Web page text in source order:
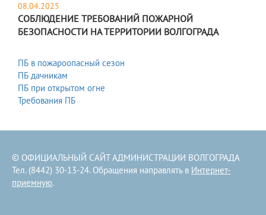
08.04.2025
СОБЛЮДЕНИЕ ТРЕБОВАНИЙ ПОЖАРНОЙ
БЕЗОПАСНОСТИ НА ТЕРРИТОРИИ ВОЛГОГРАДА
ПБ в пожароопасный сезон
ПБ дачникам
ПБ при открытом огне
Требования ПБ
© ОФИЦИАЛЬНЫЙ САЙТ АДМИНИСТРАЦИИ ВОЛГОГРАДА
Тел. (8442) 30-13-24. Обращения направлять в Интернет-
приемную.